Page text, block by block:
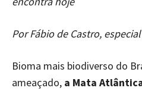
Por Fábio de Castro,
Bioma mais biodiverso do
ameaçado, a Mata